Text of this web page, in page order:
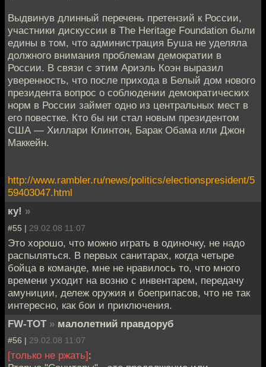
Выдвинув длинный перечень претензий к России,
участники дискуссии в The Heritage Foundation были
едины в том, что администрация Буша не уделяла
должного внимания проблемам демократии в
России. В связи с этим Ариэль Коэн выразил
уверенность, что после прихода в Белый дом нового
президента вопрос о соблюдении демократических
норм в России займет одно из центральных мест в
его повестке. Кто бы ни стал новым президентом
США — Хиллари Клинтон, Барак Обама или Джон
Маккейн.
http://www.rambler.ru/news/politics/electionspresident/5
59403047.html
ку! »
#55 | 29.02.08 11:07
Это хорошо, что можно играть в одиночку, не надо
распыляться. В первых санитарах, когда четыре
бойца в команде, мне не нравилось то, что много
времени уходит на возню с инвентарем, передачу
амуниции, дележ оружия и боеприпасов, что не так
интересно, как бои и приключения.
FW-TOT » малолетний правдоруб
#56 | 29.02.08 11:07
[только не ржать]: